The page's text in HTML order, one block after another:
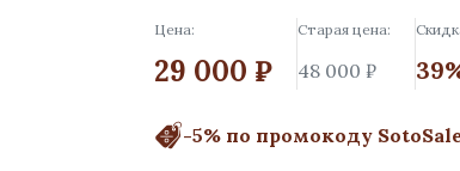
Цена:
29 000 ₽
Старая цена:
48 000 ₽
-5% по промокоду